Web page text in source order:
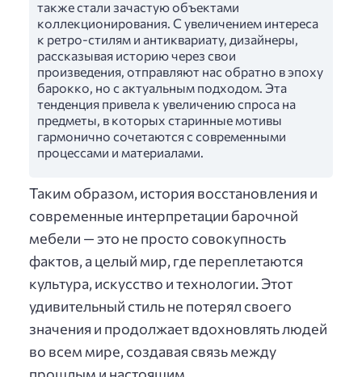
также стали зачастую объектами
коллекционирования. С увеличением интереса
к ретро-стилям и антиквариату, дизайнеры,
рассказывая историю через свои
произведения, отправляют нас обратно в эпоху
барокко, но с актуальным подходом. Эта
тенденция привела к увеличению спроса на
предметы, в которых старинные мотивы
гармонично сочетаются с современными
процессами и материалами.
Таким образом, история восстановления и
современные интерпретации барочной
мебели — это не просто совокупность
фактов, а целый мир, где переплетаются
культура, искусство и технологии. Этот
удивительный стиль не потерял своего
значения и продолжает вдохновлять людей
во всем мире, создавая связь между